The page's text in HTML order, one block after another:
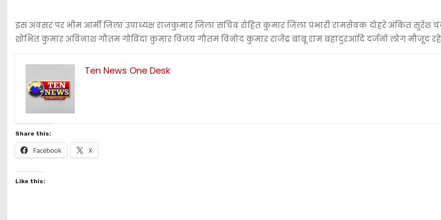
इस अवसर पर भीम आर्मी जिला उपाध्यक्ष राजकुमार जिला सचिव रोहित कुमार जिला प्रभारी रामसेवक दोहरे अंकित सुरेश
शोभित कुमार अविनाश गौतम गोविंदा कुमार विजय गौतम विनोद कुमार राजेंद्र बाबू राम बहादुरआदि दर्जनों लोग मौजूद
Ten News One Desk
Share this:
Facebook X
Like this: